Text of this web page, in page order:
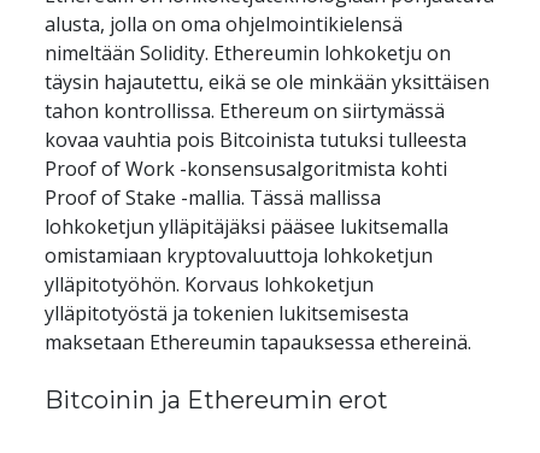
alusta, jolla on oma ohjelmointikielensä
nimeltään Solidity. Ethereumin lohkoketju on
täysin hajautettu, eikä se ole minkään yksittäisen
tahon kontrollissa. Ethereum on siirtymässä
kovaa vauhtia pois Bitcoinista tutuksi tulleesta
Proof of Work -konsensusalgoritmista kohti
Proof of Stake -mallia. Tässä mallissa
lohkoketjun ylläpitäjäksi pääsee lukitsemalla
omistamiaan kryptovaluuttoja lohkoketjun
ylläpitotyöhön. Korvaus lohkoketjun
ylläpitotyöstä ja tokenien lukitsemisesta
maksetaan Ethereumin tapauksessa ethereinä.
Bitcoinin ja Ethereumin erot